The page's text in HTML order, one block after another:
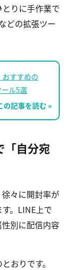
りに手作業で
どの拡張ツー
おすすめの
ル5選
の記事を読む »
自分宛
々に開封率が
。LINE上で
別に配信内容
おりです。